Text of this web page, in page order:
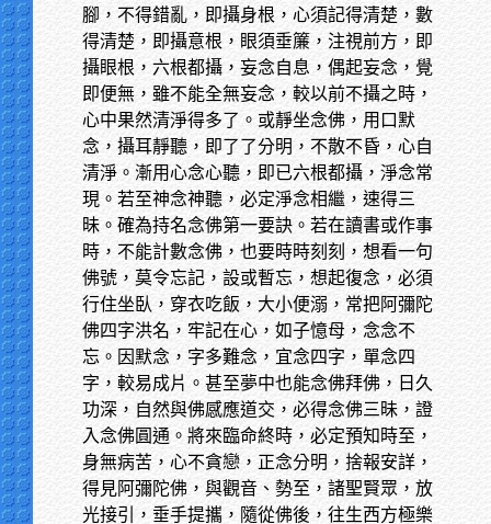
腳，不得錯亂，即攝身根，心須記得清楚，數
得清楚，即攝意根，眼須垂簾，注視前方，即
攝眼根，六根都攝，妄念自息，偶起妄念，覺
即便無，雖不能全無妄念，較以前不攝之時，
心中果然清淨得多了。或靜坐念佛，用口默
念，攝耳靜聽，即了了分明，不散不昏，心自
清淨。漸用心念心聽，即已六根都攝，淨念常
現。若至神念神聽，必定淨念相繼，速得三
昧。確為持名念佛第一要訣。若在讀書或作事
時，不能計數念佛，也要時時刻刻，想看一句
佛號，莫令忘記，設或暫忘，想起復念，必須
行住坐臥，穿衣吃飯，大小便溺，常把阿彌陀
佛四字洪名，牢記在心，如子憶母，念念不
忘。因默念，字多難念，宜念四字，單念四
字，較易成片。甚至夢中也能念佛拜佛，日久
功深，自然與佛感應道交，必得念佛三昧，證
入念佛圓通。將來臨命終時，必定預知時至，
身無病苦，心不貪戀，正念分明，捨報安詳，
得見阿彌陀佛，與觀音、勢至，諸聖賢眾，放
光接引，垂手提攜，隨從佛後，往生西方極樂